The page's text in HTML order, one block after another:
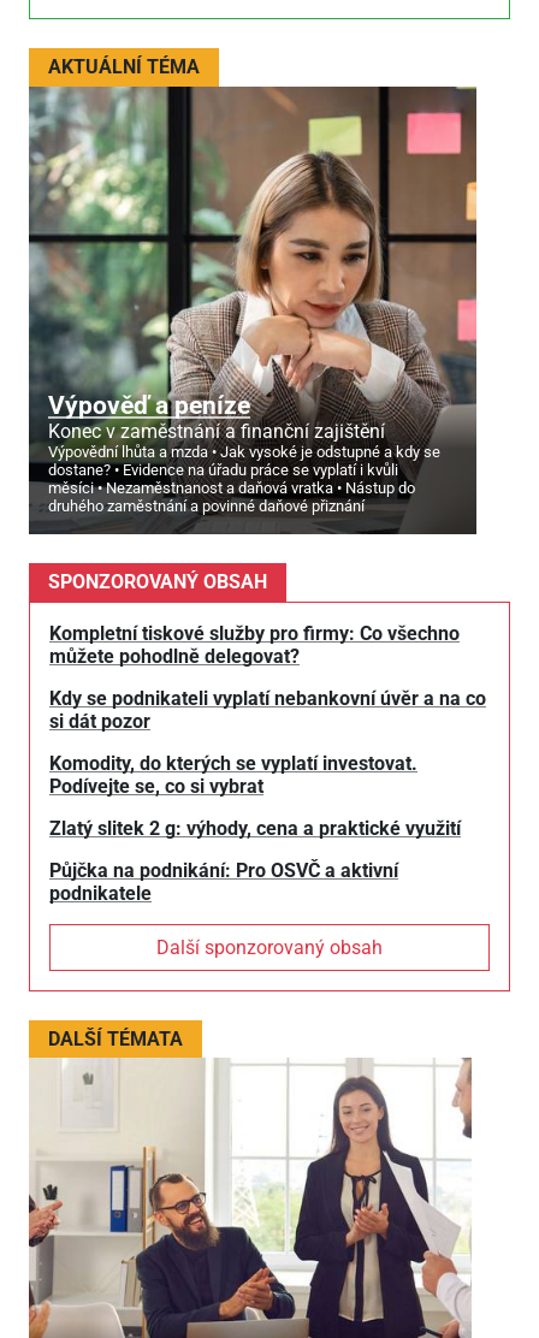
AKTUÁLNÍ TÉMA
Výpověď a peníze
Konec v zaměstnání a finanční zajištění
Výpovědní lhůta a mzda
Jak vysoké je odstupné a kdy se
dostane?
Evidence na úřadu práce se vyplatí i kvůli
měsíci
Nezaměstnanost a daňová vratka
Nástup do
druhého zaměstnání a povinné daňové přiznání
SPONZOROVANÝ OBSAH
Kompletní tiskové služby pro firmy: Co všechno
můžete pohodlně delegovat?
Kdy se podnikateli vyplatí nebankovní úvěr a na co
si dát pozor
Komodity, do kterých se vyplatí investovat.
Podívejte se, co si vybrat
Zlatý slitek 2 g: výhody, cena a praktické využití
Půjčka na podnikání: Pro OSVČ a aktivní
podnikatele
Další sponzorovaný obsah
DALŠÍ TÉMATA